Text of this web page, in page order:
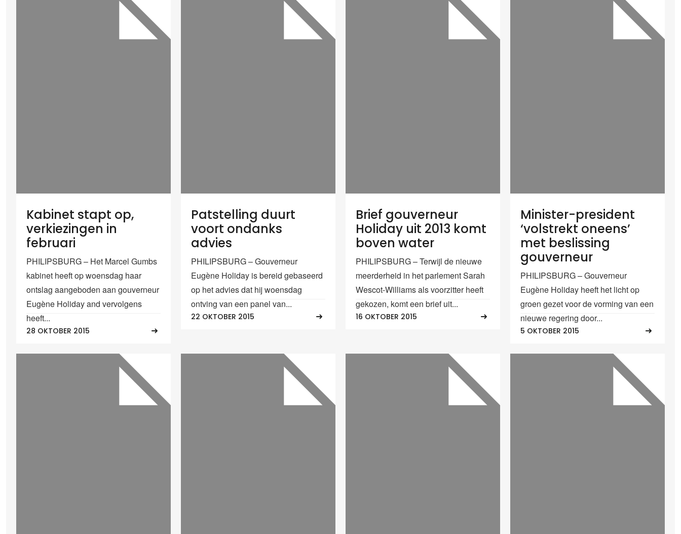
Kabinet stapt op,
verkiezingen in
februari
PHILIPSBURG – Het Marcel Gumbs
kabinet heeft op woensdag haar
ontslag aangeboden aan gouverneur
Eugène Holiday and vervolgens
heeft...
28 OKTOBER 2015
Patstelling duurt
voort ondanks
advies
PHILIPSBURG – Gouverneur
Eugène Holiday is bereid gebaseerd
op het advies dat hij woensdag
ontving van een panel van...
22 OKTOBER 2015
Brief gouverneur
Holiday uit 2013 komt
boven water
PHILIPSBURG – Terwijl de nieuwe
meerderheid in het parlement Sarah
Wescot-Williams als voorzitter heeft
gekozen, komt een brief uit...
16 OKTOBER 2015
Minister-president
‘volstrekt oneens’
met beslissing
gouverneur
PHILIPSBURG – Gouverneur
Eugène Holiday heeft het licht op
groen gezet voor de vorming van een
nieuwe regering door...
5 OKTOBER 2015